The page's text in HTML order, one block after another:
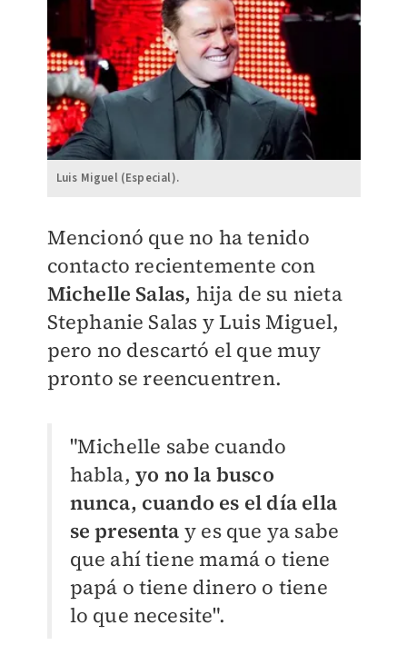
Luis Miguel (Especial).
Mencionó que no ha tenido
contacto recientemente con
Michelle Salas, hija de su nieta
Stephanie Salas y Luis Miguel,
pero no descartó el que muy
pronto se reencuentren.
"Michelle sabe cuando
habla, yo no la busco
nunca, cuando es el día ella
se presenta y es que ya sabe
que ahí tiene mamá o tiene
papá o tiene dinero o tiene
lo que necesite".